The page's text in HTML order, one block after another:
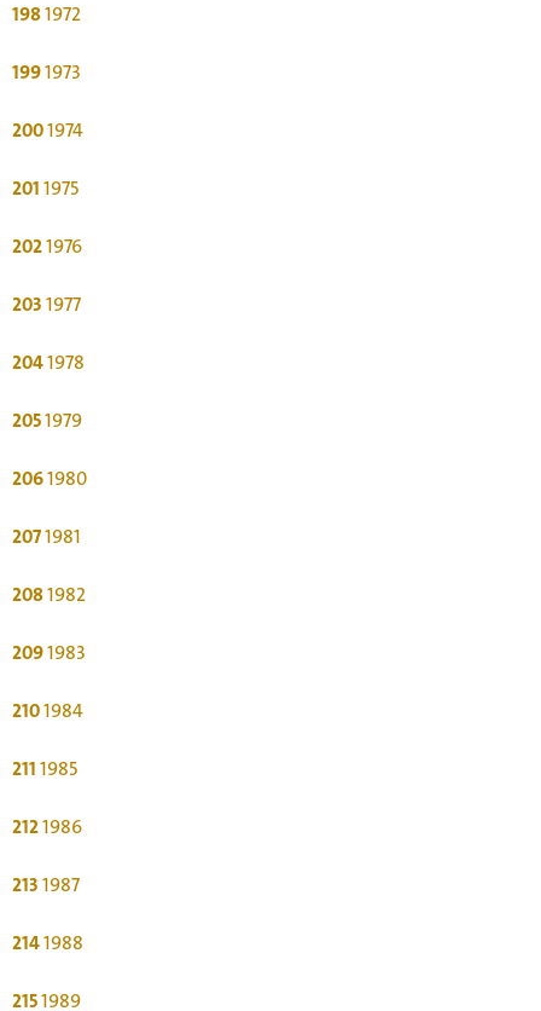
1981972
1991973
2001974
2011975
2021976
2031977
2041978
2051979
2061980
2071981
2081982
2091983
2101984
2111985
2121986
2131987
2141988
2151989